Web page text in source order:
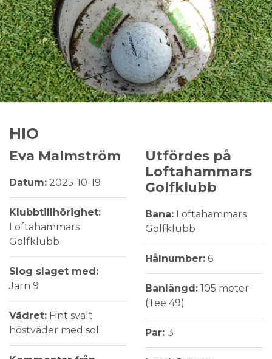
HIO
Eva Malmström
Datum: 2025-10-19
Klubbtillhörighet:
Loftahammars
Golfklubb
Slog slaget med:
Järn 9
Vädret: Fint svalt
höstväder med sol.
Utfördes på
Loftahammars
Golfklubb
Bana: Loftahammars
Golfklubb
Hålnumber: 6
Banlängd: 105 meter
(Tee 49)
Par: 3